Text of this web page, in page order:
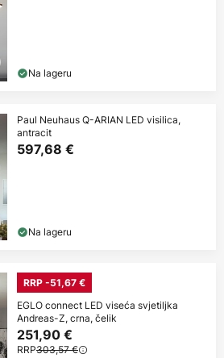
Na lageru
Paul Neuhaus Q-ARIAN LED visilica,
antracit
597,68 €
Na lageru
RRP -51,67 €
EGLO connect LED viseća svjetiljka
Andreas-Z, crna, čelik
251,90 €
RRP303,57 €